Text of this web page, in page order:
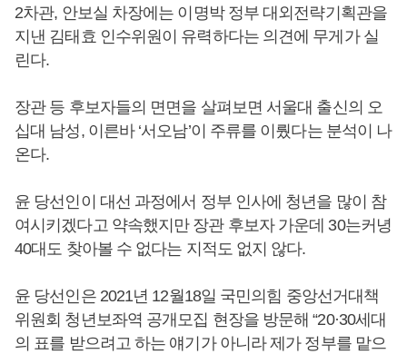
2차관, 안보실 차장에는 이명박 정부 대외전략기획관을
지낸 김태효 인수위원이 유력하다는 의견에 무게가 실
린다.
장관 등 후보자들의 면면을 살펴보면 서울대 출신의 오
십대 남성, 이른바 ‘서오남’이 주류를 이뤘다는 분석이 나
온다.
윤 당선인이 대선 과정에서 정부 인사에 청년을 많이 참
여시키겠다고 약속했지만 장관 후보자 가운데 30는커녕
40대도 찾아볼 수 없다는 지적도 없지 않다.
윤 당선인은 2021년 12월18일 국민의힘 중앙선거대책
위원회 청년보좌역 공개모집 현장을 방문해 “20·30세대
의 표를 받으려고 하는 얘기가 아니라 제가 정부를 맡으